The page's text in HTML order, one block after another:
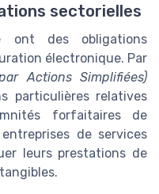
sectorielles
ont des obligations
électronique. Par
Actions Simplifiées)
particulières relatives
forfaitaires de
de services
leurs prestations de